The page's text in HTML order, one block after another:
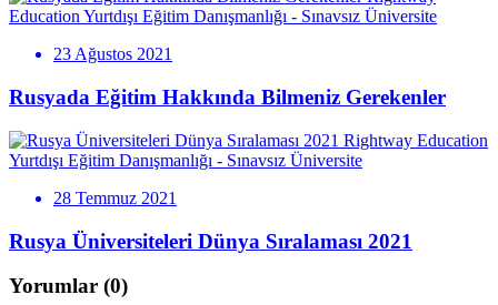
Education Yurtdışı Eğitim Danışmanlığı - Sınavsız Üniversite
23 Ağustos 2021
Rusyada Eğitim Hakkında Bilmeniz Gerekenler
Rightway Education
Yurtdışı Eğitim Danışmanlığı - Sınavsız Üniversite
28 Temmuz 2021
Rusya Üniversiteleri Dünya Sıralaması 2021
Yorumlar (0)